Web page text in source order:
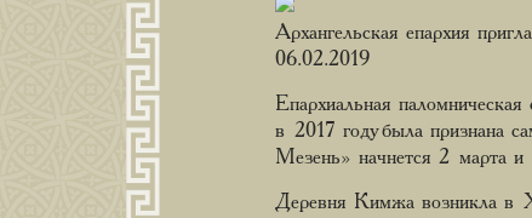
Архангельская епархия
06.02.2019
Епархиальная
в 2017 году была признана
Мезень» начнется 2 марта и
Деревня Кимжа возникла в